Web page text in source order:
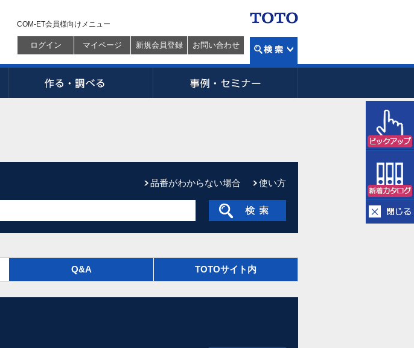
COM-ET会員様向けメニュー
ログイン マイページ 新規会員登録 お問い合わせ
使い方
品番がわからない場合
Q&A TOTOサイト内